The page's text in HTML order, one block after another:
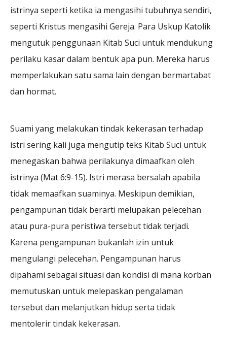
istrinya seperti ketika ia mengasihi tubuhnya sendiri,
seperti Kristus mengasihi Gereja. Para Uskup Katolik
mengutuk penggunaan Kitab Suci untuk mendukung
perilaku kasar dalam bentuk apa pun. Mereka harus
memperlakukan satu sama lain dengan bermartabat
dan hormat.
Suami yang melakukan tindak kekerasan terhadap
istri sering kali juga mengutip teks Kitab Suci untuk
menegaskan bahwa perilakunya dimaafkan oleh
istrinya (Mat 6:9-15). Istri merasa bersalah apabila
tidak memaafkan suaminya. Meskipun demikian,
pengampunan tidak berarti melupakan pelecehan
atau pura-pura peristiwa tersebut tidak terjadi.
Karena pengampunan bukanlah izin untuk
mengulangi pelecehan. Pengampunan harus
dipahami sebagai situasi dan kondisi di mana korban
memutuskan untuk melepaskan pengalaman
tersebut dan melanjutkan hidup serta tidak
mentolerir tindak kekerasan.